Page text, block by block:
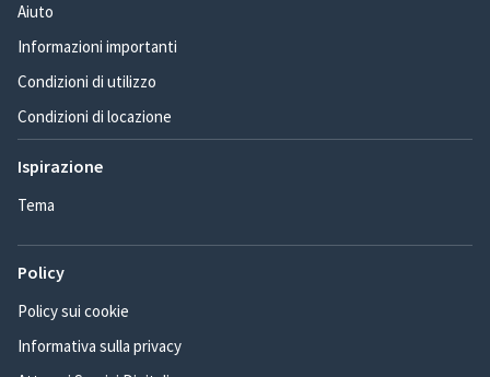
Aiuto
Informazioni importanti
Condizioni di utilizzo
Condizioni di locazione
Ispirazione
Tema
Policy
Policy sui cookie
Informativa sulla privacy